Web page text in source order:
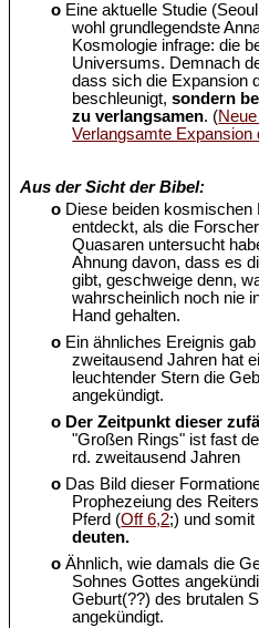
o Eine aktuelle Studie
wohl grundlegendste
Kosmologie infrage: die
Universums. Demnach
dass sich die Expansion
beschleunigt,sondern
zu verlangsamen. (
Verlangsamte
Aus der Sicht der Bibel:
o Diese beiden
entdeckt, als die
Quasaren untersucht
Ahnung davon, dass es
gibt, geschweige denn,
wahrscheinlich noch nie
Hand gehalten.
o Ein ähnliches Ereignis gab
zweitausend Jahren hat
leuchtender Stern die
angekündigt.
o Der Zeitpunkt dieser
"Großen Rings" ist fast
rd. zweitausend Jahren
o Das Bild dieser
Prophezeiung des
Pferd (Off 6,2;) und somit
deuten.
o Ähnlich, wie damals die
Sohnes Gottes
Geburt(??) des brutalen
angekündigt.